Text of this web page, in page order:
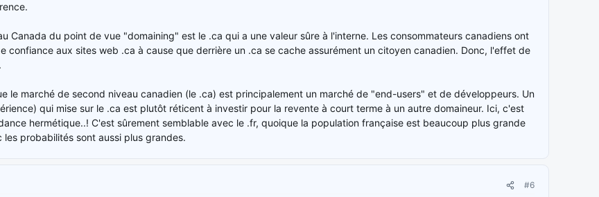
Canada du point de vue "domaining" est le .ca qui a une valeur sûre à l'interne. Les consommateurs canadiens ont
confiance aux sites web .ca à cause que derrière un .ca se cache assurément un citoyen canadien. Donc, l'effet de
le marché de second niveau canadien (le .ca) est principalement un marché de "end-users" et de développeurs. Un
qui mise sur le .ca est plutôt réticent à investir pour la revente à court terme à un autre domaineur. Ici, c'est
hermétique..! C'est sûrement semblable avec le .fr, quoique la population française est beaucoup plus grande
probabilités sont aussi plus grandes.
#6